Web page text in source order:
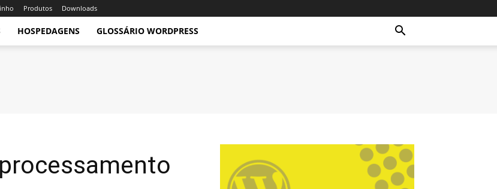
Produtos Downloads
HOSPEDAGENS GLOSSÁRIO WORDPRESS